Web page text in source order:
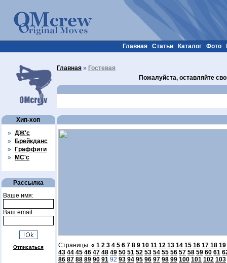
Хип-хоп
» ДЖ'с
»
Брейкданс
»
Граффити
»
МС'с
Рассылка
Ваше имя:
Ваш email:
Отписаться
Главная Статьи Каталог Фото
Главная » Гостевая
Пожалуйста, оставляйте
Страницы: « 1 2 3 4 5 6 7 8 9 10 11 12 13 14 15 16 17 18 19
43 44 45 46 47 48 49 50 51 52 53 54 55 56 57 58 59 60 61
86 87 88 89 90 91 92 93 94 95 96 97 98 99 100 101 102 103